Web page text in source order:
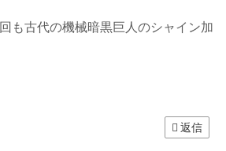
も古代の機械暗黒巨人のシャイン加
返信